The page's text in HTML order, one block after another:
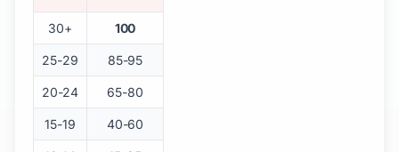
30+ 100
25-29 85-95
20-24 65-80
15-19 40-60